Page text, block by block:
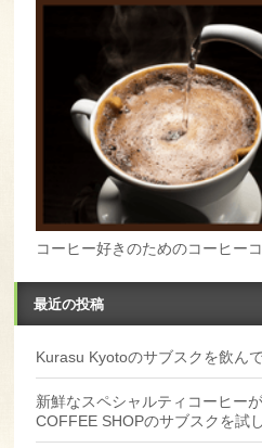
コーヒー好きのためのコーヒー
最近の投稿
Kurasu Kyotoのサブスクを飲ん
新鮮なスペシャルティコーヒー
COFFEE SHOPのサブスクを試